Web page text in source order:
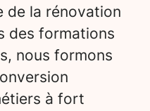
de la rénovation
des formations
nous formons
à fort